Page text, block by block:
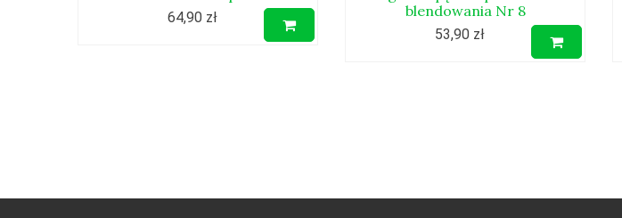
64,90 zł
blendowania Nr 8
53,90 zł